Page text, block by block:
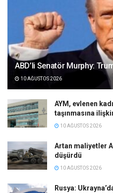
ABD’li Senatör Murphy:
10 AĞUSTOS 2026
AYM, evlenen
taşınmasına
10 AĞUSTOS 2026
Artan maliyetler
düşürdü
10 AĞUSTOS 2026
Rusya: